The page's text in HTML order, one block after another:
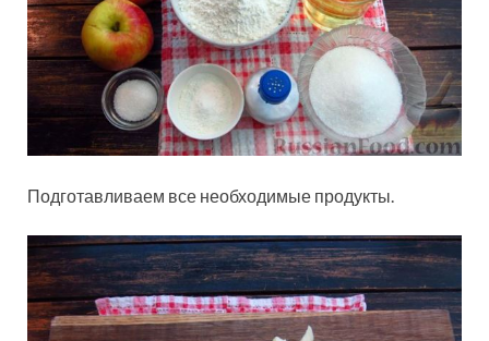
Подготавливаем все необходимые продукты.